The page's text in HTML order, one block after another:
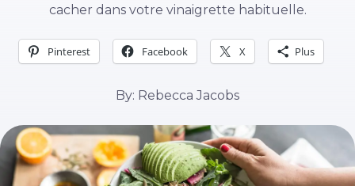
cacher dans votre vinaigrette habituelle.
Pinterest Facebook X Plus
By: Rebecca Jacobs